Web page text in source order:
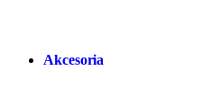
Akcesoria